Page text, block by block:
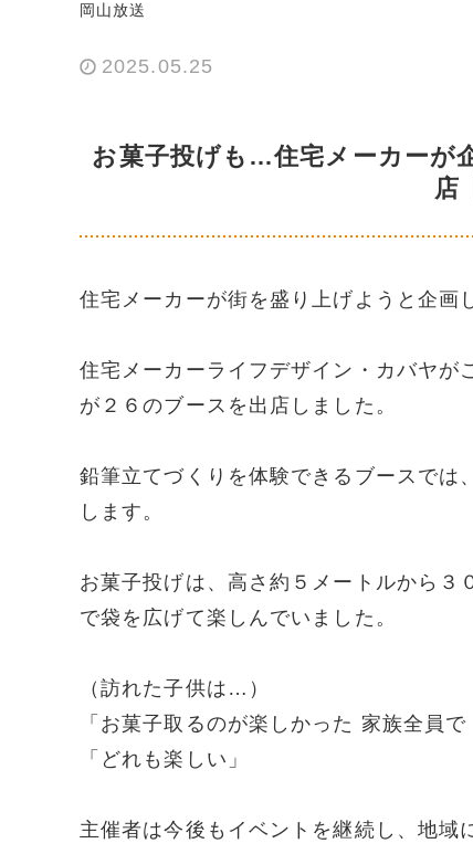
岡山放送
2025.05.25
お菓子投げも…住宅メーカーが
店
住宅メーカーが街を盛り上げようと企画
住宅メーカーライフデザイン・カバヤが
が２６のブースを出店しました。
鉛筆立てづくりを体験できるブースでは
します。
お菓子投げは、高さ約５メートルから３
で袋を広げて楽しんでいました。
（訪れた子供は…）
「お菓子取るのが楽しかった 家族全員で
「どれも楽しい」
主催者は今後もイベントを継続し、地域